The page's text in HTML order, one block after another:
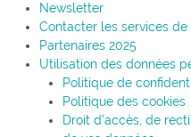
Newsletter
Contacter les services de
Partenaires 2025
Utilisation des données
Politique de
Politique des cookies
Droit d’accès, de